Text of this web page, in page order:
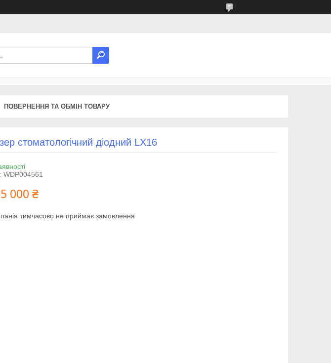
ПОВЕРНЕННЯ ТА ОБМІН ТОВАРУ
стоматологічний діодний LX16
WDP004561
000 ₴
тимчасово не приймає замовлення